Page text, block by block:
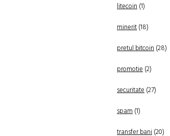
litecoin(1)
minerit(18)
pretul bitcoin(28)
promotie(2)
securitate(27)
spam(1)
transfer bani(20)